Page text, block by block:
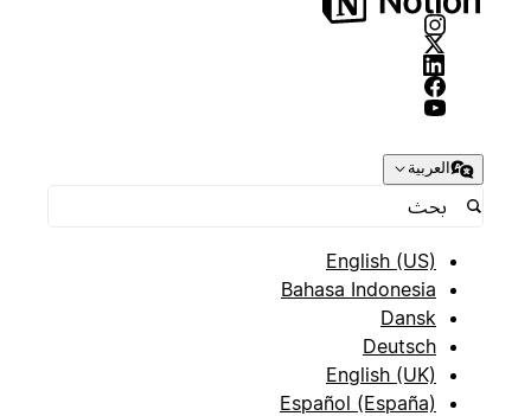
العربية
English (US)
Bahasa Indonesia
Dansk
Deutsch
English (UK)
Español (España)